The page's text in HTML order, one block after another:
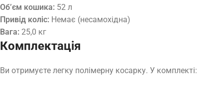
Об’єм кошика: 52 л
Привід коліс: Немає (несамохідна)
Вага: 25,0 кг
Комплектація
Ви отримуєте легку полімерну косарку. У комплекті: